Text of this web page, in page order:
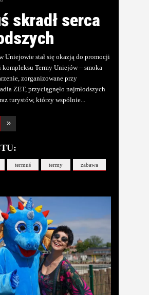
skradł serca
Uniejowie stał się okazją do promocji
Termy Uniejów – smoka
zorganizowane przy
ZET, przyciągnęło najmłodszych
turystów, którzy wspólnie
termuś termy zabawa